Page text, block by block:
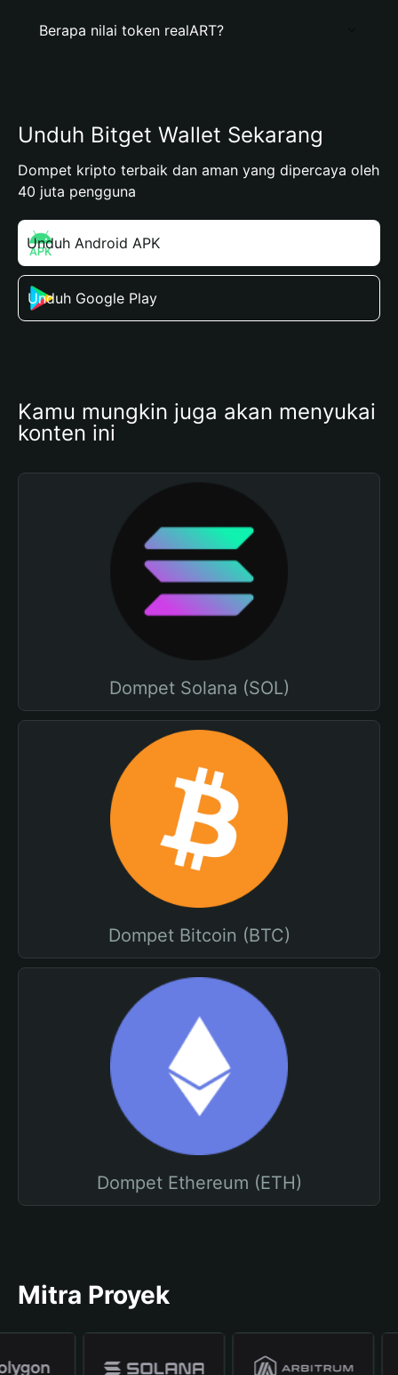
Berapa nilai token realART?
Unduh Bitget Wallet Sekarang
Dompet kripto terbaik dan aman yang dipercaya oleh
40 juta pengguna
Unduh Android APK
Unduh Google Play
Kamu mungkin juga akan menyukai
konten ini
Dompet Solana (SOL)
Dompet Bitcoin (BTC)
Dompet Ethereum (ETH)
Mitra Proyek